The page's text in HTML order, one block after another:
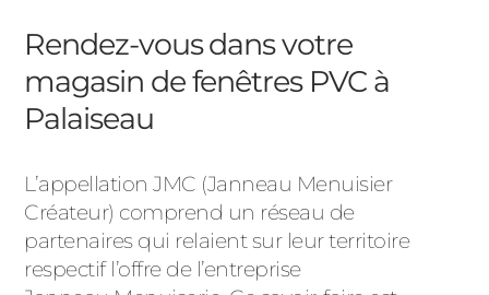
Rendez-vous dans votre
magasin de fenêtres PVC à
Palaiseau
L’appellation JMC (Janneau Menuisier
Créateur) comprend un réseau de
partenaires qui relaient sur leur territoire
respectif l’offre de l’entreprise